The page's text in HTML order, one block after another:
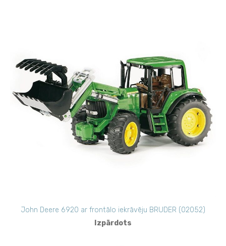
John Deere 6920 ar frontālo iekrāvēju BRUDER (02052)
Izpārdots